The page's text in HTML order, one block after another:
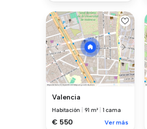
Valencia
Habitación 91 m² 1 cama
€ 550 Ver más